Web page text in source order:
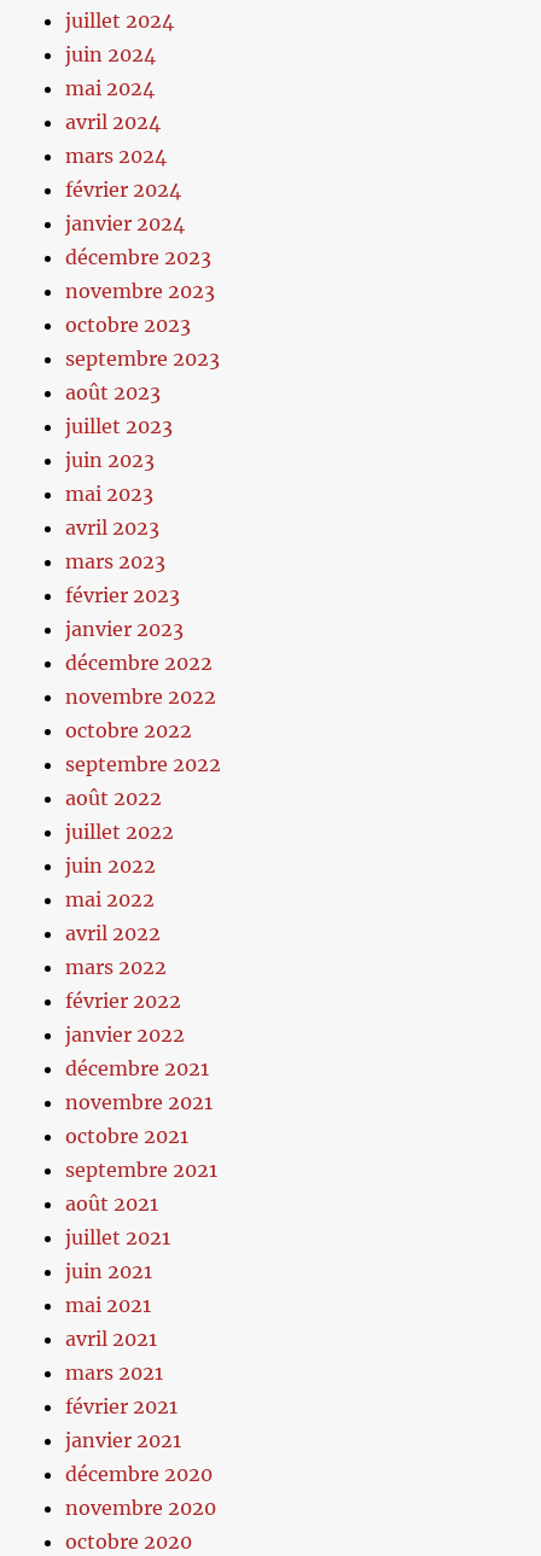
juillet 2024
juin 2024
mai 2024
avril 2024
mars 2024
février 2024
janvier 2024
décembre 2023
novembre 2023
octobre 2023
septembre 2023
août 2023
juillet 2023
juin 2023
mai 2023
avril 2023
mars 2023
février 2023
janvier 2023
décembre 2022
novembre 2022
octobre 2022
septembre 2022
août 2022
juillet 2022
juin 2022
mai 2022
avril 2022
mars 2022
février 2022
janvier 2022
décembre 2021
novembre 2021
octobre 2021
septembre 2021
août 2021
juillet 2021
juin 2021
mai 2021
avril 2021
mars 2021
février 2021
janvier 2021
décembre 2020
novembre 2020
octobre 2020